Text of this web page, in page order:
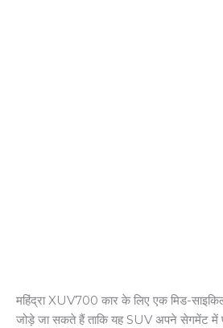
महिंद्रा XUV700 कार के लिए एक मिड-
जोड़े जा सकते हैं ताकि यह SUV अपने सेगमेंट में